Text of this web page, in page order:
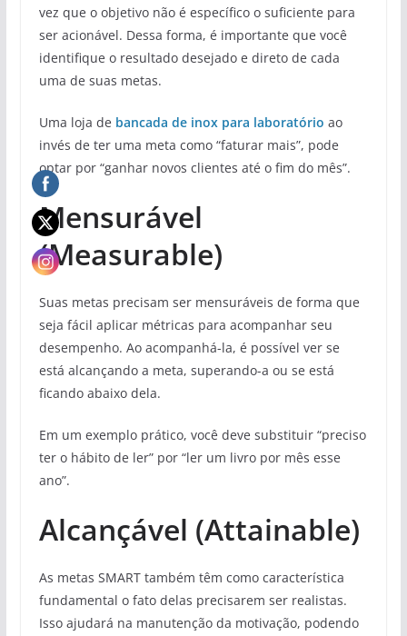
vez que o objetivo não é específico o suficiente para
ser acionável. Dessa forma, é importante que você
identifique o resultado desejado e direto de cada
uma de suas metas.
Uma loja de bancada de inox para laboratório ao
invés de ter uma meta como “faturar mais”, pode
optar por “ganhar novos clientes até o fim do mês”.
Mensurável
(Measurable)
Suas metas precisam ser mensuráveis de forma que
seja fácil aplicar métricas para acompanhar seu
desempenho. Ao acompanhá-la, é possível ver se
está alcançando a meta, superando-a ou se está
ficando abaixo dela.
Em um exemplo prático, você deve substituir “preciso
ter o hábito de ler” por “ler um livro por mês esse
ano”.
Alcançável (Attainable)
As metas SMART também têm como característica
fundamental o fato delas precisarem ser realistas.
Isso ajudará na manutenção da motivação, podendo